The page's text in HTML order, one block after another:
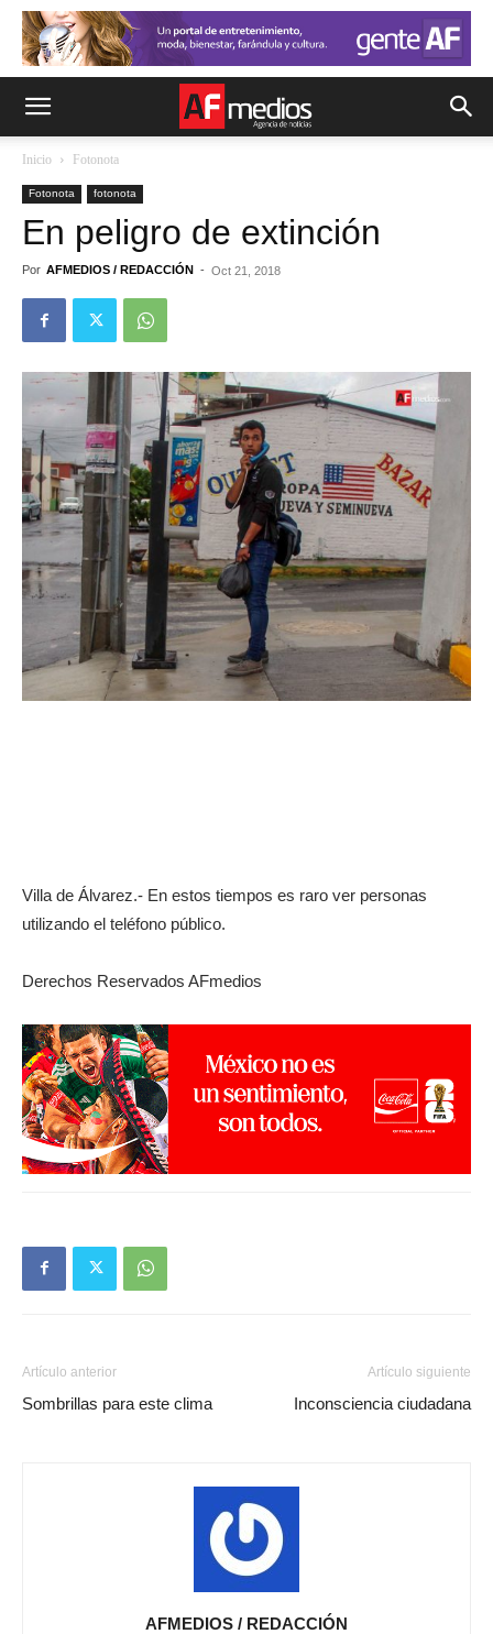
Inicio Fotonota
Fotonota fotonota
En peligro de extinción
Por AFMEDIOS / REDACCIÓN - Oct 21, 2018
Villa de Álvarez.- En estos tiempos es raro ver personas
utilizando el teléfono público.
Derechos Reservados AFmedios
Artículo anterior
Sombrillas para este clima
Artículo siguiente
Inconsciencia ciudadana
AFMEDIOS / REDACCIÓN